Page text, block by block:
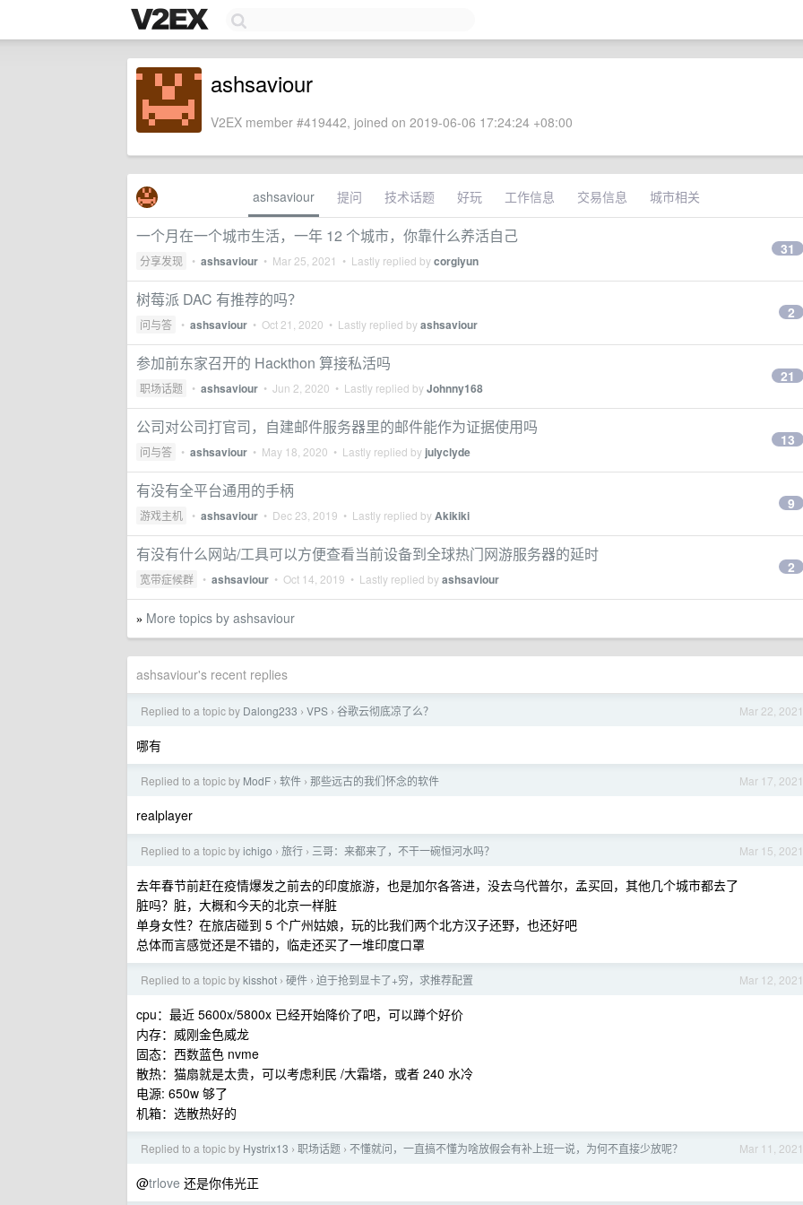
ashsaviour
V2EX member #419442, joined on 2019-06-06 17:24:24 +08:00
ashsaviour 提问 技术话题 好玩 工作信息 交易信息 城市相关
一个月在一个城市生活，一年 12 个城市，你靠什么养活自己
分享发现 • ashsaviour • Mar 25, 2021 • Lastly replied bycorgiyun
31
树莓派 DAC 有推荐的吗？
问与答 • ashsaviour • Oct 21, 2020 • Lastly replied byashsaviour
2
参加前东家召开的 Hackthon 算接私活吗
职场话题 • ashsaviour • Jun 2, 2020 • Lastly replied byJohnny168
21
公司对公司打官司，自建邮件服务器里的邮件能作为证据使用吗
问与答 • ashsaviour • May 18, 2020 • Lastly replied by julyclyde
13
有没有全平台通用的手柄
游戏主机 • ashsaviour • Dec 23, 2019 • Lastly replied byAkikiki
9
有没有什么网站/工具可以方便查看当前设备到全球热门网游服务器的延时
宽带症候群 • ashsaviour • Oct 14, 2019 • Lastly replied byashsaviour
2
» More topics by ashsaviour
ashsaviour's recent replies
Mar 22, 2021
Replied to a topic by Dalong233 › VPS › 谷歌云彻底凉了么？
哪有
Mar 17, 2021
Replied to a topic by ModF › 软件 › 那些远古的我们怀念的软件
realplayer
Mar 15, 2021
Replied to a topic byichigo › 旅行 › 三哥：来都来了，不干一碗恒河水吗？
去年春节前赶在疫情爆发之前去的印度旅游，也是加尔各答进，没去乌代普尔，孟买回，其他几个城市都去了
脏吗？脏，大概和今天的北京一样脏
单身女性？在旅店碰到 5 个广州姑娘，玩的比我们两个北方汉子还野，也还好吧
总体而言感觉还是不错的，临走还买了一堆印度口罩
Mar 12, 2021
Replied to a topic bykisshot › 硬件 › 迫于抢到显卡了+穷，求推荐配置
cpu：最近 5600x/5800x 已经开始降价了吧，可以蹲个好价
内存：威刚金色威龙
固态：西数蓝色 nvme
散热：猫扇就是太贵，可以考虑利民 /大霜塔，或者 240 水冷
电源: 650w 够了
机箱：选散热好的
Mar 11, 2021
Replied to a topic by Hystrix13 › 职场话题 › 不懂就问，一直搞不懂为啥放假会有补上班一说，为何不直接少放呢？
@trlove 还是你伟光正